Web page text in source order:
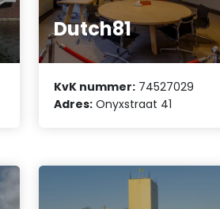
Dutch81
KvK nummer: 74527029
Adres: Onyxstraat 41